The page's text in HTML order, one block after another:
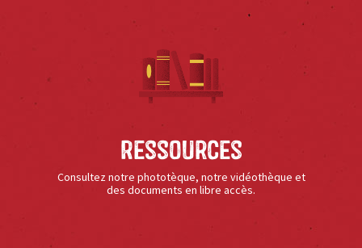
Ressources
Consultez notre phototèque, notre vidéothèque et
des documents en libre accès.